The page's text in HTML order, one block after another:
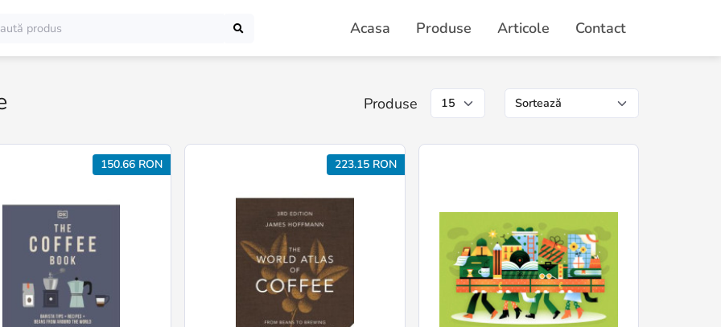
Acasa Produse Articole Contact
Produse
150.66 RON 223.15 RON